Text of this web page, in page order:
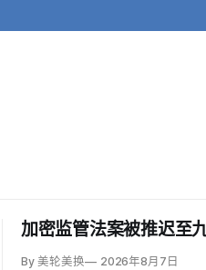
加密监管法案被推迟至
By 美轮美换 2026年8月7日